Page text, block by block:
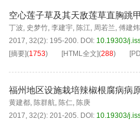
空心莲子草及其天敌莲草直胸跳
丁波, 史梦竹, 李建宇, 陈江, 周若兰, 傅建炜
2017, 32(2): 195-200. DOI: 10.19303/
[摘要](1753) [HTML全文](288)
福州地区设施栽培辣椒根腐病病
黄建都, 陈群航, 陈仁, 陈庚
2017, 32(2): 201-205. DOI: 10.19303/